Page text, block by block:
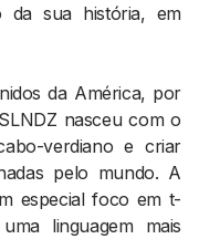
da sua história, em
da América, por
nasceu com o
verdiano e criar
pelo mundo. A
especial foco em t-
linguagem mais